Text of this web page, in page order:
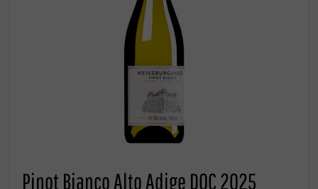
Pinot Bianco Alto Adige DOC 2025